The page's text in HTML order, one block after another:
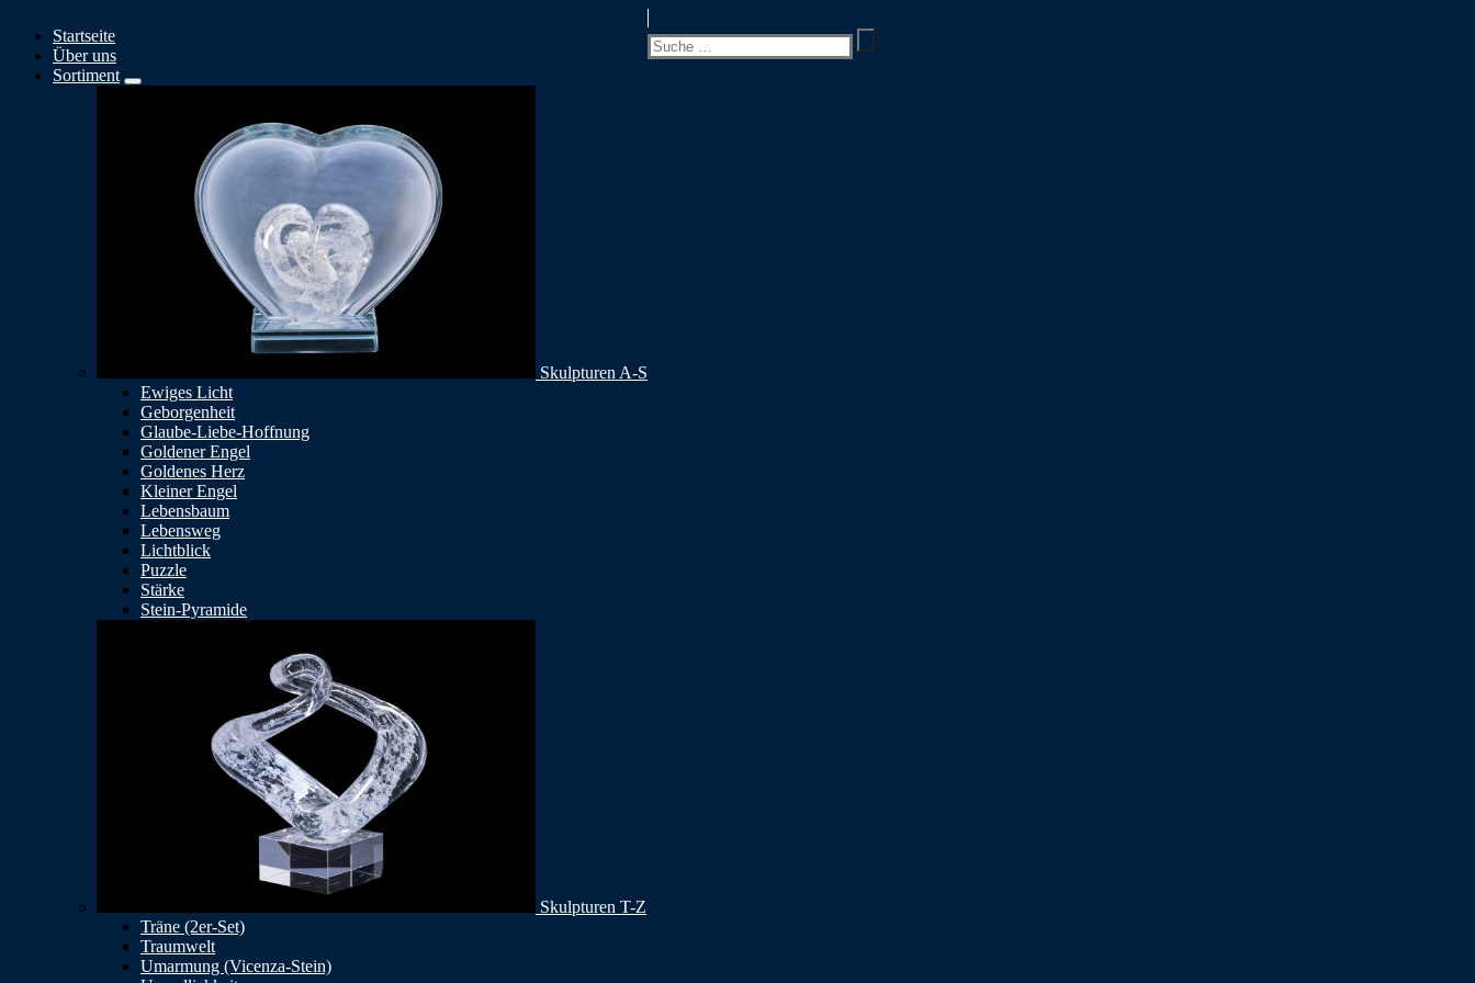
zum
Inhalt
Startseite
Über uns
Sortiment
Skulpturen A-S
Ewiges Licht
Geborgenheit
Glaube-Liebe-Hoffnung
Goldener Engel
Goldenes Herz
Kleiner Engel
Lebensbaum
Lebensweg
Lichtblick
Puzzle
Stärke
Stein-Pyramide
Skulpturen T-Z
Träne (2er-Set)
Traumwelt
Umarmung (Vicenza-Stein)
Suchen
nach: